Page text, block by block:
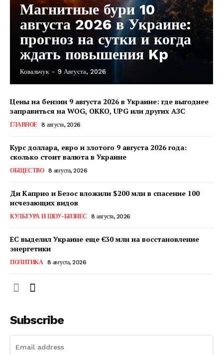
Магнитные бури 10
августа 2026 в Украине:
прогноз на сутки и когда
ждать повышения Kp
Ковальчук - 9 Августа, 2026
Цены на бензин 9 августа 2026 в Украине: где выгоднее
заправиться на WOG, OKKO, UPG или других АЗС
ГЛАВНОЕ 8 августа, 2026
Курс доллара, евро и злотого 9 августа 2026 года:
сколько стоит валюта в Украине
ОБЩЕСТВО 8 августа, 2026
Ди Каприо и Безос вложили $200 млн в спасение 100
исчезающих видов
КУЛЬТУРА И ШОУ-БИЗНЕС 8 августа, 2026
ЕС выделил Украине еще €30 млн на восстановление
энергетики
ПОЛИТИКА 8 августа, 2026
Subscribe